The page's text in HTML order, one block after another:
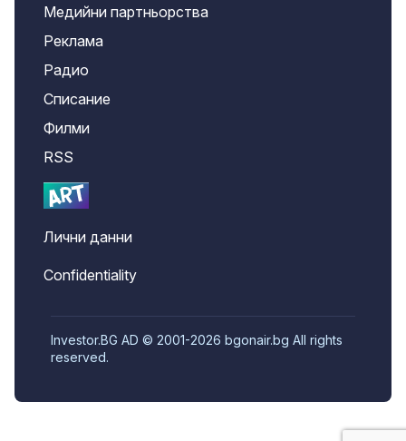
Медийни партньорства
Реклама
Радио
Списание
Филми
RSS
Лични данни
Confidentiality
Investor.BG AD © 2001-2026 bgonair.bg All rights
reserved.